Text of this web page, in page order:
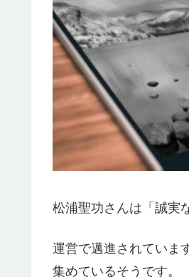
松浦聖功さんは「誠実
運営で邁進されていま
集めているそうです。